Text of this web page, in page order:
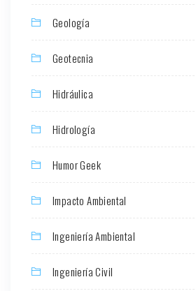
Geología
Geotecnia
Hidráulica
Hidrología
Humor Geek
Impacto Ambiental
Ingeniería Ambiental
Ingeniería Civil